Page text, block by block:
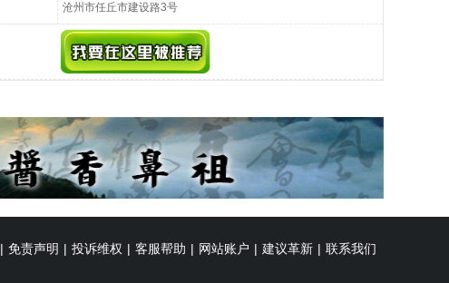
沧州市任丘市建设路3号
| 免责声明 | 投诉维权 | 客服帮助 | 网站账户 | 建议革新 | 联系我们